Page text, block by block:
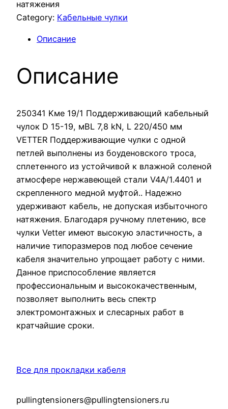
натяжения
Category: Кабельные чулки
Описание
Описание
250341 Kмe 19/1 Поддерживающий кабельный
чулок D 15-19, мBL 7,8 kN, L 220/450 мм
VETTER Поддерживающие чулки с одной
петлей выполнены из боуденовского троса,
сплетенного из устойчивой к влажной соленой
атмосфере нержавеющей стали V4A/1.4401 и
скрепленного медной муфтой.. Надежно
удерживают кабель, не допуская избыточного
натяжения. Благодаря ручному плетению, все
чулки Vetter имеют высокую эластичность, а
наличие типоразмеров под любое сечение
кабеля значительно упрощает работу с ними.
Данное приспособление является
профессиональным и высококачественным,
позволяет выполнить весь спектр
электромонтажных и слесарных работ в
кратчайшие сроки.
Все для прокладки кабеля
pullingtensioners@pullingtensioners.ru